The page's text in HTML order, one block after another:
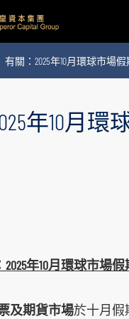
有關：2025年10月環球市場
年10月環
年10月環球市場
及期貨市場於十月假